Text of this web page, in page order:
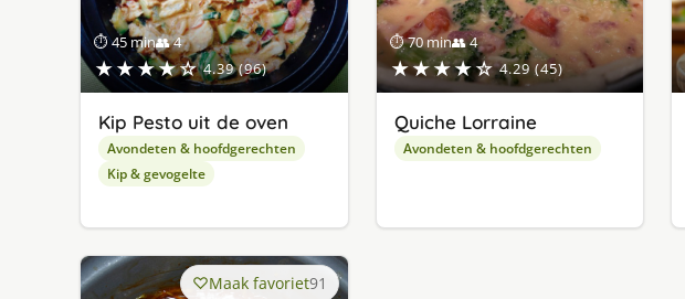
⏱ 45 min👥 4
★★★★☆ 4.39 (96)
Kip Pesto uit de oven
Avondeten & hoofdgerechten
Kip & gevogelte
⏱ 70 min👥 4
★★★★☆ 4.29 (45)
Quiche Lorraine
Avondeten & hoofdgerechten
Maak favoriet91